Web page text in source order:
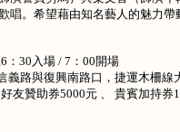
唱。希望藉由知名藝人的魅力
6 ： 30 入場 / 7：00開場
路與復興南路口，捷運木柵線
友贊助券5000元 、 貴賓加持券